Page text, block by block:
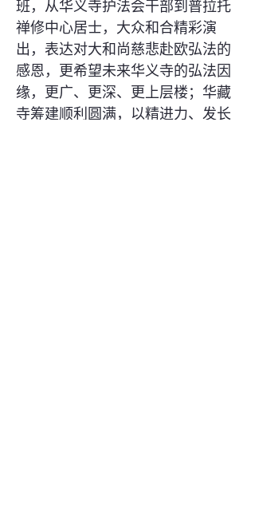
班，从华义寺护法会干部到普拉托
禅修中心居士，大众和合精彩演
出，表达对大和尚慈悲赴欧弘法的
感恩，更希望未来华义寺的弘法因
缘，更广、更深、更上层楼；华藏
寺筹建顺利圆满，以精进力、发长